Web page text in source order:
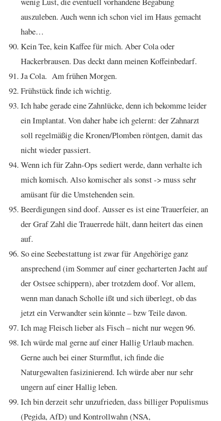
auszuleben. Auch wenn ich schon viel im Haus gemacht
habe…
Kein Tee, kein Kaffee für mich. Aber Cola oder
Hackerbrausen. Das deckt dann meinen Koffeinbedarf.
Ja Cola. Am frühen Morgen.
Frühstück finde ich wichtig.
Ich habe gerade eine Zahnlücke, denn ich bekomme leider
ein Implantat. Von daher habe ich gelernt: der Zahnarzt
soll regelmäßig die Kronen/Plomben röntgen, damit das
nicht wieder passiert.
Wenn ich für Zahn-Ops sediert werde, dann verhalte ich
mich komisch. Also komischer als sonst -> muss sehr
amüsant für die Umstehenden sein.
Beerdigungen sind doof. Ausser es ist eine Trauerfeier, an
der Graf Zahl die Trauerrede hält, dann heitert das einen
auf.
So eine Seebestattung ist zwar für Angehörige ganz
ansprechend (im Sommer auf einer gecharterten Jacht auf
der Ostsee schippern), aber trotzdem doof. Vor allem,
wenn man danach Scholle ißt und sich überlegt, ob das
jetzt ein Verwandter sein könnte – bzw Teile davon.
Ich mag Fleisch lieber als Fisch – nicht nur wegen 96.
Ich würde mal gerne auf einer Hallig Urlaub machen.
Gerne auch bei einer Sturmflut, ich finde die
Naturgewalten fasizinierend. Ich würde aber nur sehr
ungern auf einer Hallig leben.
Ich bin derzeit sehr unzufrieden, dass billiger Populismus
(Pegida, AfD) und Kontrollwahn (NSA,